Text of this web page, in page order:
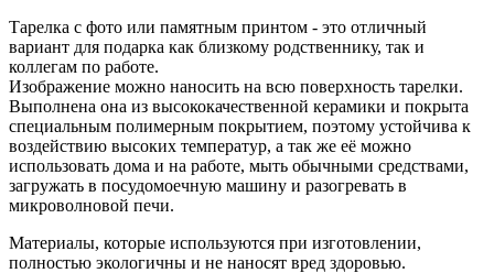
Тарелка с фото или памятным принтом - это отличный
вариант для подарка как близкому родственнику, так и
коллегам по работе.
Изображение можно наносить на всю поверхность тарелки.
Выполнена она из высококачественной керамики и покрыта
специальным полимерным покрытием, поэтому устойчива к
воздействию высоких температур, а так же её можно
использовать дома и на работе, мыть обычными средствами,
загружать в посудомоечную машину и разогревать в
микроволновой печи.
Материалы, которые используются при изготовлении,
полностью экологичны и не наносят вред здоровью.